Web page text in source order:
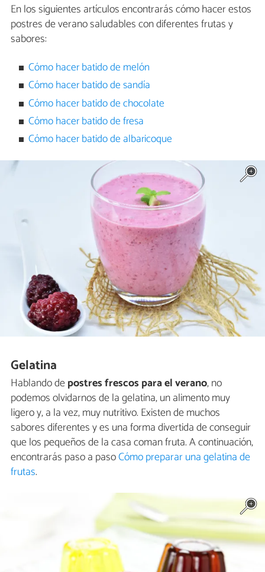
En los siguientes artículos encontrarás cómo hacer estos
postres de verano saludables con diferentes frutas y
sabores:
Cómo hacer batido de melón
Cómo hacer batido de sandía
Cómo hacer batido de chocolate
Cómo hacer batido de fresa
Cómo hacer batido de albaricoque
Gelatina
Hablando depostres frescos para el verano, no
podemos olvidarnos de la gelatina, un alimento muy
ligero y, a la vez, muy nutritivo. Existen de muchos
sabores diferentes y es una forma divertida de conseguir
que los pequeños de la casa coman fruta. A continuación,
encontrarás paso a pasoCómo preparar una gelatina de
frutas.